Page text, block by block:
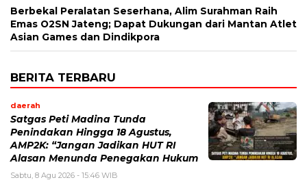
Berbekal Peralatan Seserhana, Alim Surahman Raih
Emas O2SN Jateng; Dapat Dukungan dari Mantan Atlet
Asian Games dan Dindikpora
BERITA TERBARU
daerah
Satgas Peti Madina Tunda
Penindakan Hingga 18 Agustus,
AMP2K: “Jangan Jadikan HUT RI
Alasan Menunda Penegakan Hukum
Sabtu, 8 Agu 2026 - 15:46 WIB